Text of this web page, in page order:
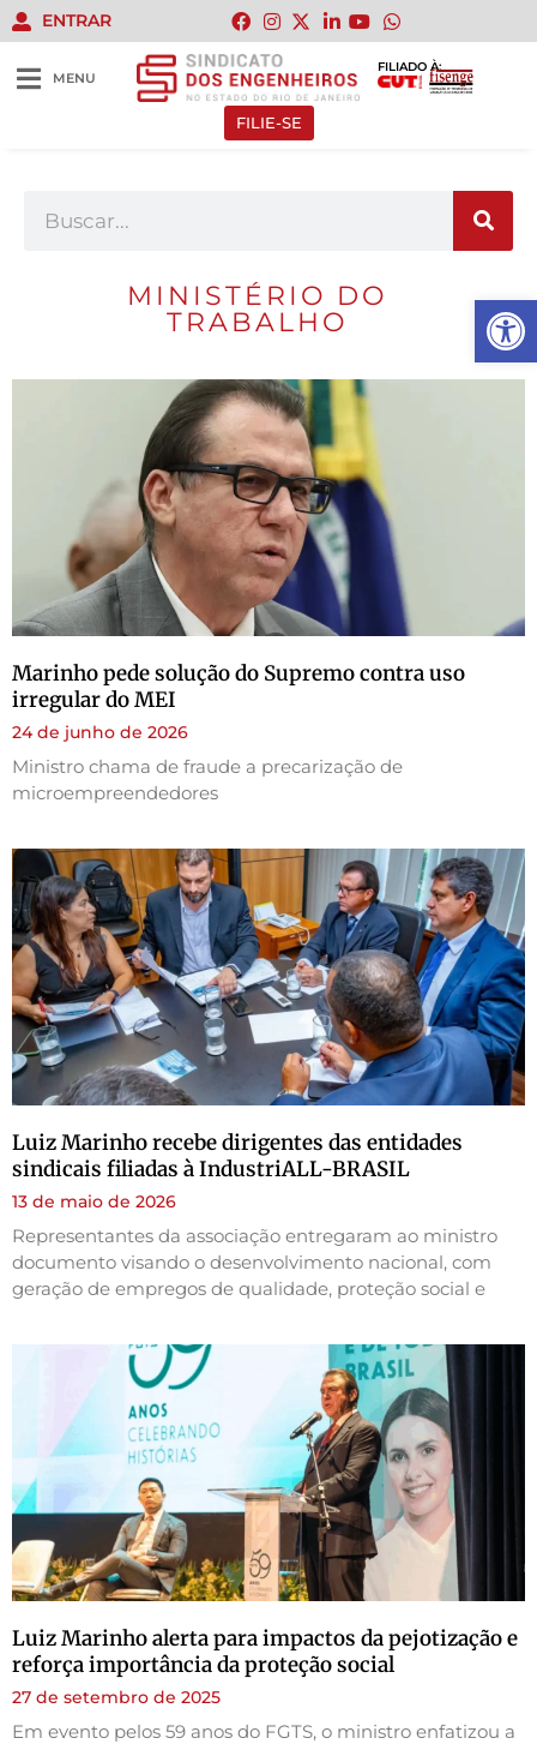
Abrir
ENTRAR
MENU
FILIADO À:
FILIE-SE
MINISTÉRIO DO
TRABALHO
Marinho pede solução do Supremo contra uso
irregular do MEI
24 de junho de 2026
Ministro chama de fraude a precarização de
microempreendedores
Luiz Marinho recebe dirigentes das entidades
sindicais filiadas à IndustriALL-BRASIL
13 de maio de 2026
Representantes da associação entregaram ao ministro
documento visando o desenvolvimento nacional, com
geração de empregos de qualidade, proteção social e
Luiz Marinho alerta para impactos da pejotização e
reforça importância da proteção social
27 de setembro de 2025
Em evento pelos 59 anos do FGTS, o ministro enfatizou a